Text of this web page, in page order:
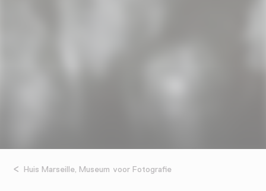
Huis Marseille, Museum voor Fotografie